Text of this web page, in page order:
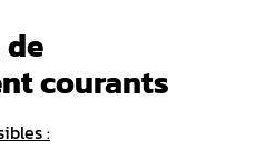
de
courants
: